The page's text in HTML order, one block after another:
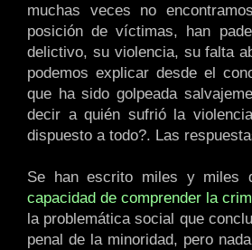
muchas veces no
posición de víctimas, han
delictivo, su violencia, su falta
podemos explicar desde el
que ha sido golpeada
decir a quién sufrió la
dispuesto a todo?. Las
Se han escrito miles y miles
capacidad de comprender la
la problemática social que
penal de la minoridad, pero